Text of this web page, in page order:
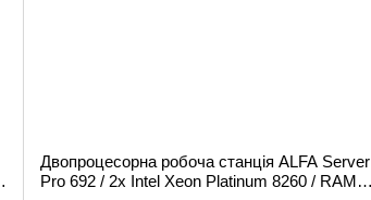
Двопроцесорна робоча станція ALFA Server
Pro 692 / 2х Intel Xeon Platinum 8260 / RAM